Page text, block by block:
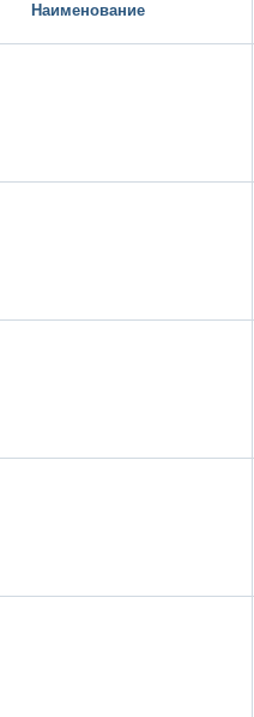
Наименование